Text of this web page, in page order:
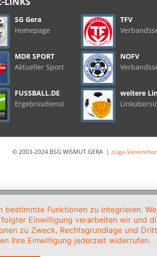
SG Gera
Homepage
MDR SPORT
Aktueller Sport
FUSSBALL.DE
Ergebnisdienst
TFV
NOFV
weitere
© 2003-2024 BSG WISMUT GERA | zLiga-
Funktionen zu integrieren.
Einwilligung verarbeiten wir und
zu Zweck, Rechtsgrundlage und
Ihre Einwilligung jederzeit widerrufen.